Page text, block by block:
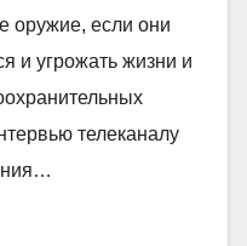
оружие, если они
и угрожать жизни и
телеканалу